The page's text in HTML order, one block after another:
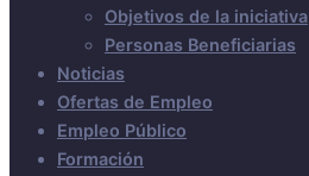
Objetivos de la iniciativa
Personas Beneficiarias
Noticias
Ofertas de Empleo
Empleo Público
Formación